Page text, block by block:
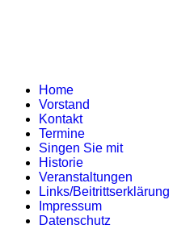
Home
Vorstand
Kontakt
Termine
Singen Sie mit
Historie
Veranstaltungen
Links/Beitrittserklärung
Impressum
Datenschutz